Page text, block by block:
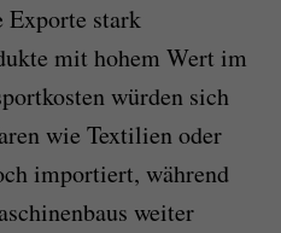
stark
mit hohem Wert im
würden sich
wie Textilien oder
importiert, während
weiter